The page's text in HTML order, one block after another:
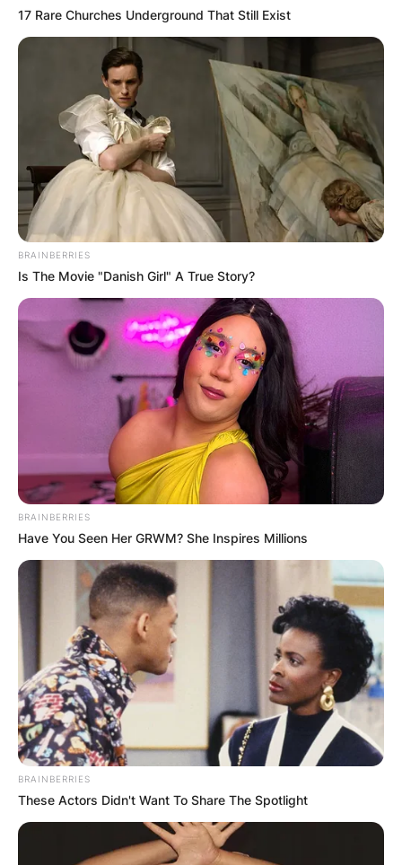
Грција
Хрватска
Црна Гора
17 Rare Churches Underground That Still Exist
BRAINBERRIES
Is The Movie "Danish Girl" A True Story?
BRAINBERRIES
Have You Seen Her GRWM? She Inspires Millions
BRAINBERRIES
These Actors Didn't Want To Share The Spotlight